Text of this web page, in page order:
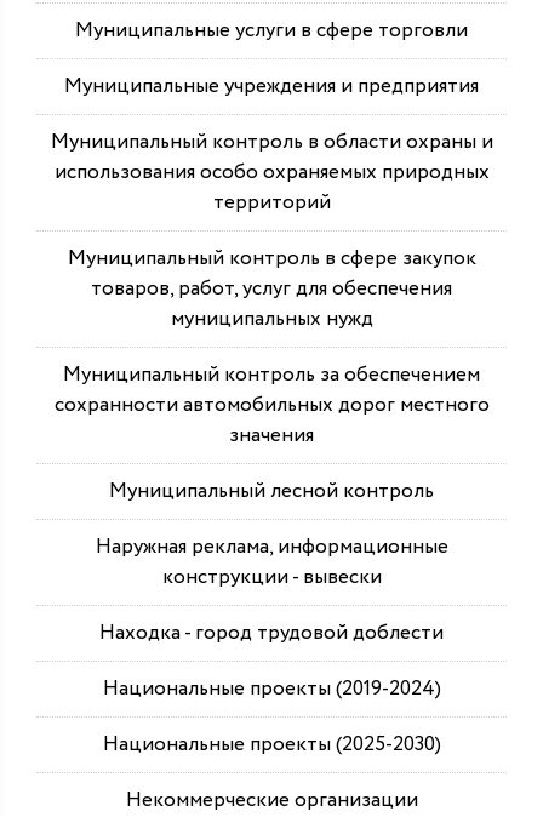
Муниципальные услуги в сфере торговли
Муниципальные учреждения и предприятия
Муниципальный контроль в области охраны и
использования особо охраняемых природных
территорий
Муниципальный контроль в сфере закупок
товаров, работ, услуг для обеспечения
муниципальных нужд
Муниципальный контроль за обеспечением
сохранности автомобильных дорог местного
значения
Муниципальный лесной контроль
Наружная реклама, информационные
конструкции - вывески
Находка - город трудовой доблести
Национальные проекты (2019-2024)
Национальные проекты (2025-2030)
Некоммерческие организации